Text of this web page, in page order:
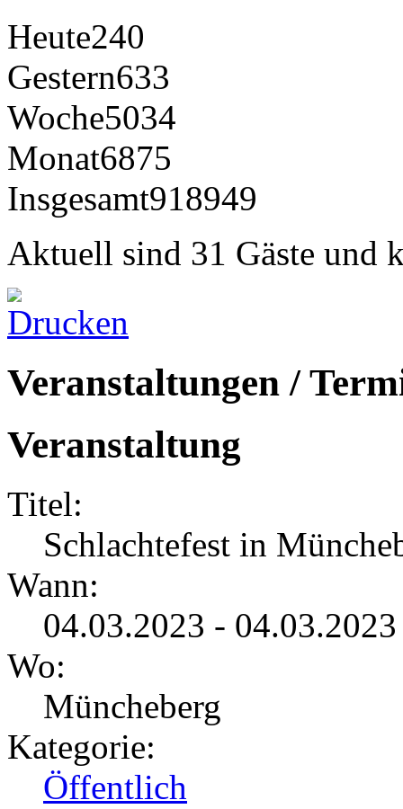
Heute240
Gestern633
Woche5034
Monat6875
Insgesamt918949
Aktuell sind 31 Gäste und
Veranstaltungen /
Veranstaltung
Titel:
Schlachtefest in
Wann:
04.03.2023 -
Wo:
Müncheberg
Kategorie:
Öffentlich